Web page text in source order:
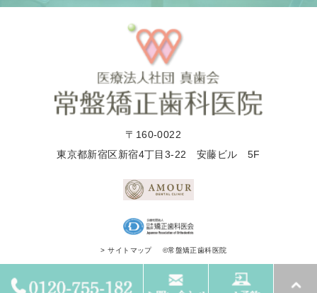
〒160-0022
東京都新宿区新宿4丁目3-22 安藤ビル 5F
> サイトマップ ©常盤矯正歯科医院